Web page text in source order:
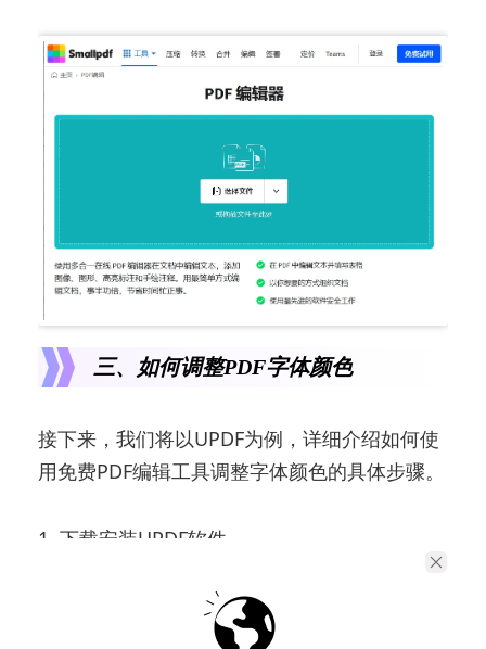
三、如何调整PDF字体颜色
接下来，我们将以UPDF为例，详细介绍如何使
用免费PDF编辑工具调整字体颜色的具体步骤。
1. 下载安装UPDF软件
打开浏览器，访问PDFescape的官方网站，下